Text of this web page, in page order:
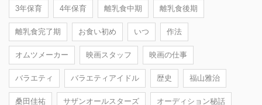
3年保育 4年保育 離乳食中期 離乳食後期
離乳食完了期 お食い初め いつ 作法
オムツメーカー 映画スタッフ 映画の仕事
バラエティ バラエティアイドル 歴史 福山雅治
桑田佳祐 サザンオールスターズ オーディション秘話